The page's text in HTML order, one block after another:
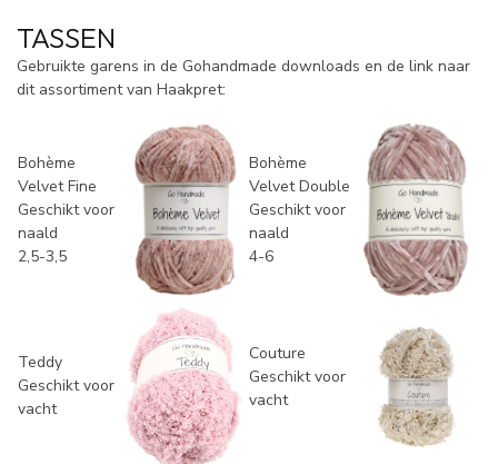
TASSEN
Gebruikte garens in de Gohandmade downloads en de link naar
dit assortiment van Haakpret:
Bohème
Velvet Fine
Geschikt voor
naald
2,5-3,5
Bohème
Velvet Double
Geschikt voor
naald
4-6
Teddy
Geschikt voor
vacht
Couture
Geschikt voor
vacht